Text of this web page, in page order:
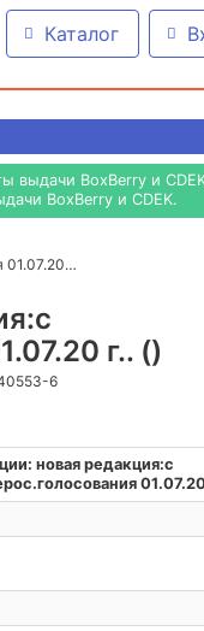
Каталог
выдачи BoxBerry и
BoxBerry и CDEK.
01.07.20…
г.. ()
6
новая редакция:с
01.07.20